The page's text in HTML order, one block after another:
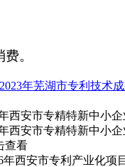
。
年芜湖市专利技术
西安市专精特新中小
西安市专精特新中小
查看
年西安市专利产业化